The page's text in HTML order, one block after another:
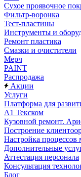
Сухое проявочное
Фильтр-воронка
Тест-пластины
Инструменты и
Ремонт пластика
Смазки и очистители
Мерч
PAINT
Распродажа
Акции
Услуги
Платформа для
А1 Текском
Кузовной ремонт.
Построение
Настройка процессов
Дополнительные
Аттестация персонала
Консультация
Блог